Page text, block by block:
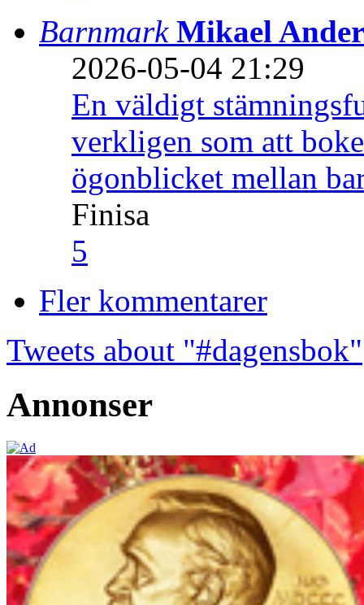
Barnmark Mikael
2026-05-04 21:29
En väldigt
verkligen som att
ögonblicket mellan
Finisa
5
Fler kommentarer
Tweets about "#dagensbok"
Annonser